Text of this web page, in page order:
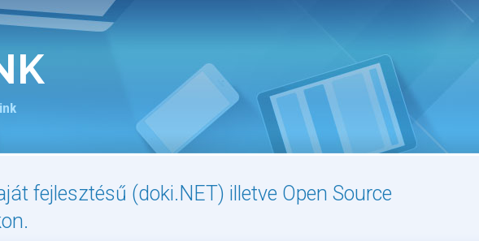
fejlesztésű (doki.NET) illetve Open Source